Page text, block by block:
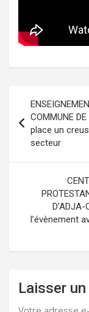
de
l’article
COMMUNE
place un
secteur
l’évènement
Laisser